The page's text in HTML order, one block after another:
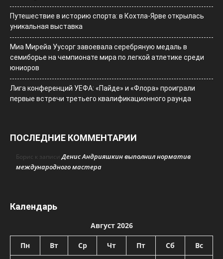
Путешествие в историю спорта: в Кохтла-Ярве открылась
уникальная выставка
Миа Мирейа Уусорг завоевала серебряную медаль в
семиборье на чемпионате мира по легкой атлетике среди
юниоров
Лига конференций УЕФА: «Пайде» и «Флора» проиграли
первые встречи третьего квалификационного раунда
ПОСЛЕДНИЕ КОММЕНТАРИИ
Борис к записиДенис Андрияшкин выполнил норматив
международного мастера
Календарь
Август 2026
Пн Вт Ср Чт Пт Сб Вс